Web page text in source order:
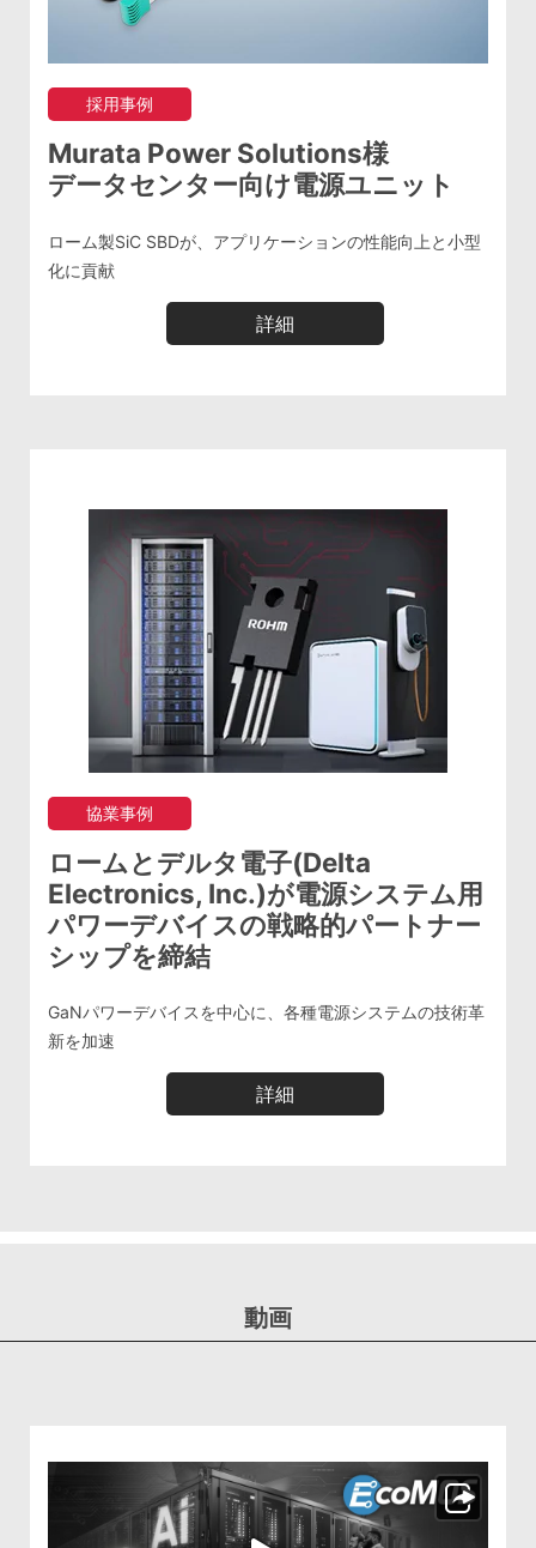
採用事例
Murata Power Solutions様
データセンター向け電源ユニット
ローム製SiC SBDが、アプリケーションの性能向上と小型
化に貢献
詳細
協業事例
ロームとデルタ電子(Delta
Electronics, Inc.)が電源システム用
パワーデバイスの戦略的パートナー
シップを締結
GaNパワーデバイスを中心に、各種電源システムの技術革
新を加速
詳細
動画